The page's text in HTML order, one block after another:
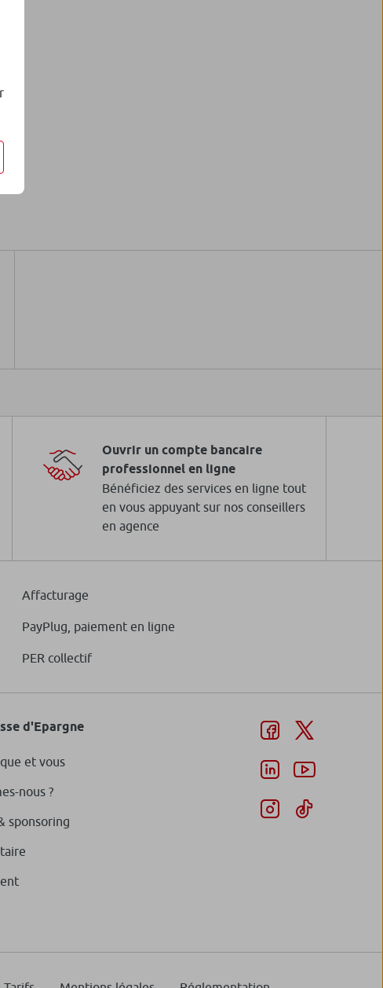
Ouvrir un compte bancaire
professionnel en ligne
Bénéficiez des services en ligne tout
en vous appuyant sur nos conseillers
en agence
Affacturage
PayPlug, paiement en ligne
PER collectif
d'Epargne
et vous
nous ?
sponsoring